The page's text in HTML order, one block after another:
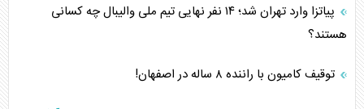
پیاتزا وارد تهران شد؛ ۱۴ نفر نهایی تیم ملی والیبال چه کسانی
هستند؟
توقیف کامیون با راننده ۸ ساله در اصفهان!